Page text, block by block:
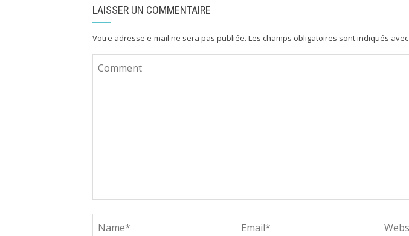
LAISSER UN COMMENTAIRE
Votre adresse e-mail ne sera pas publiée. Les champs obligatoires sont indiqués avec